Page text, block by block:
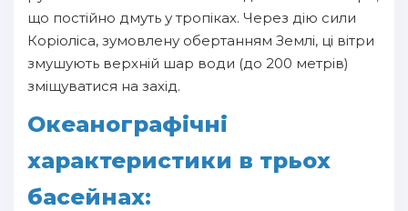
що постійно дмуть у тропіках. Через дію сили
Коріоліса, зумовлену обертанням Землі, ці вітри
змушують верхній шар води (до 200 метрів)
зміщуватися на захід.
Океанографічні
характеристики в трьох
басейнах: